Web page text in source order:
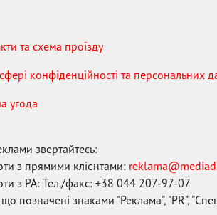
та схема проїзду
конфіденційності та персональних
угода
звертайтесь:
з прямими клієнтами:
з РА: Тел./факс: +38 044 207-97-07
позначені знаками "Реклама", "PR",